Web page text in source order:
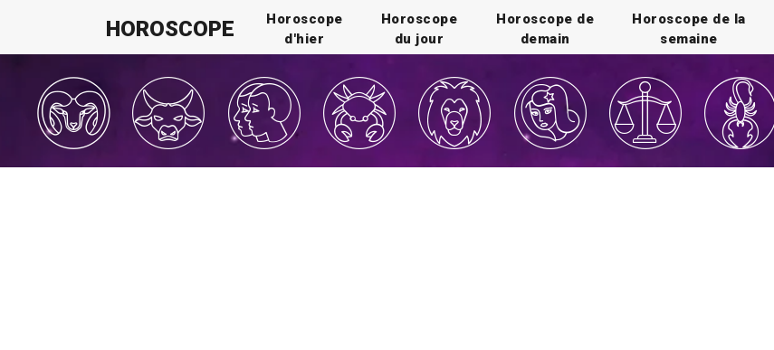
HOROSCOPE
Horoscope
d'hier
Horoscope
du jour
Horoscope de
demain
Horoscope de la
semaine